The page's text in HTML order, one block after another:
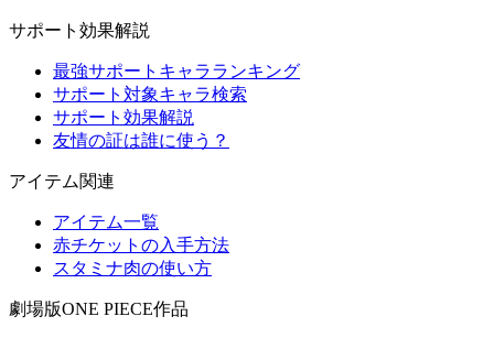
サポート効果解説
最強サポートキャラランキング
サポート対象キャラ検索
サポート効果解説
友情の証は誰に使う？
アイテム関連
アイテム一覧
赤チケットの入手方法
スタミナ肉の使い方
劇場版ONE PIECE作品